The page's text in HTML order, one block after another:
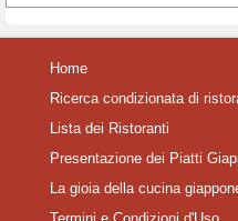
Home
Ricerca condizionata di
Lista dei Ristoranti
Presentazione dei Piatti
La gioia della cucina